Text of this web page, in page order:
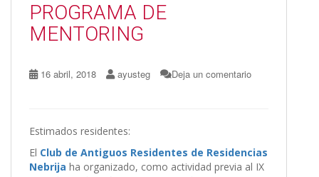
k r
PROGRAMA DE
MENTORING
16 abril, 2018 ayusteg Deja un comentario
Estimados residentes:
El Club de Antiguos Residentes de Residencias
Nebrija ha organizado, como actividad previa al IX